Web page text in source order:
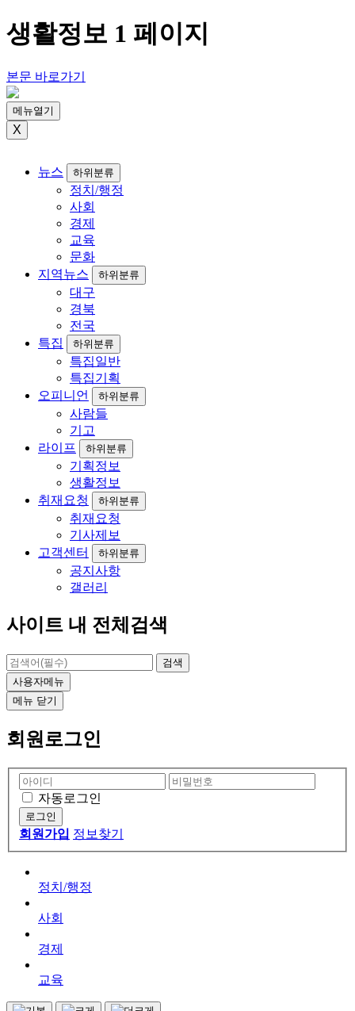
생활정보 1 페이지
본문 바로가기
메뉴열기
X
뉴스 하위분류
정치/행정
사회
경제
교육
문화
지역뉴스
하위분류
대구
경북
전국
특집
하위분류
특집일반
특집기획
오피니언
하위분류
사람들
기고
라이프
하위분류
기획정보
생활정보
취재요청
하위분류
취재요청
기사제보
고객센터
하위분류
공지사항
갤러리
사이트 내 전체검색
검색
사용자메뉴
메뉴 닫기
회원로그인
자동로그인
회원가입 정보찾기
정치/행정
사회
경제
교육